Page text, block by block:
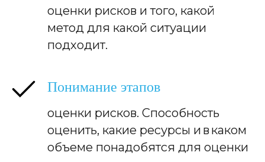
оценки рисков и того, какой
метод для какой ситуации
подходит.
Понимание этапов
оценки рисков. Способность
оценить, какие ресурсы и в каком
объеме понадобятся для оценки